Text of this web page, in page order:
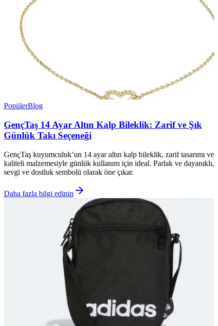
PopülerBlog
GençTaş 14 Ayar Altın Kalp Bileklik: Zarif ve Şık
Günlük Takı Seçeneği
GençTaş kuyumculuk’un 14 ayar altın kalp bileklik, zarif tasarımı ve
kaliteli malzemesiyle günlük kullanım için ideal. Parlak ve dayanıklı,
sevgi ve dostluk sembolü olarak öne çıkar.
Daha fazla bilgi edinin